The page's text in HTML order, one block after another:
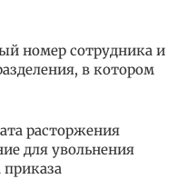
номер сотрудника и
в котором
расторжения
для увольнения
приказа